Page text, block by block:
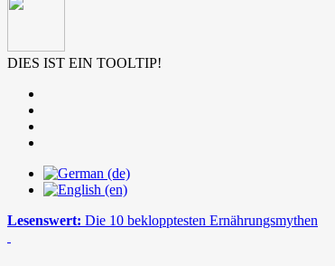
DIES IST EIN TOOLTIP!
Lesenswert: Die 10 beklopptesten Ernährungsmythen